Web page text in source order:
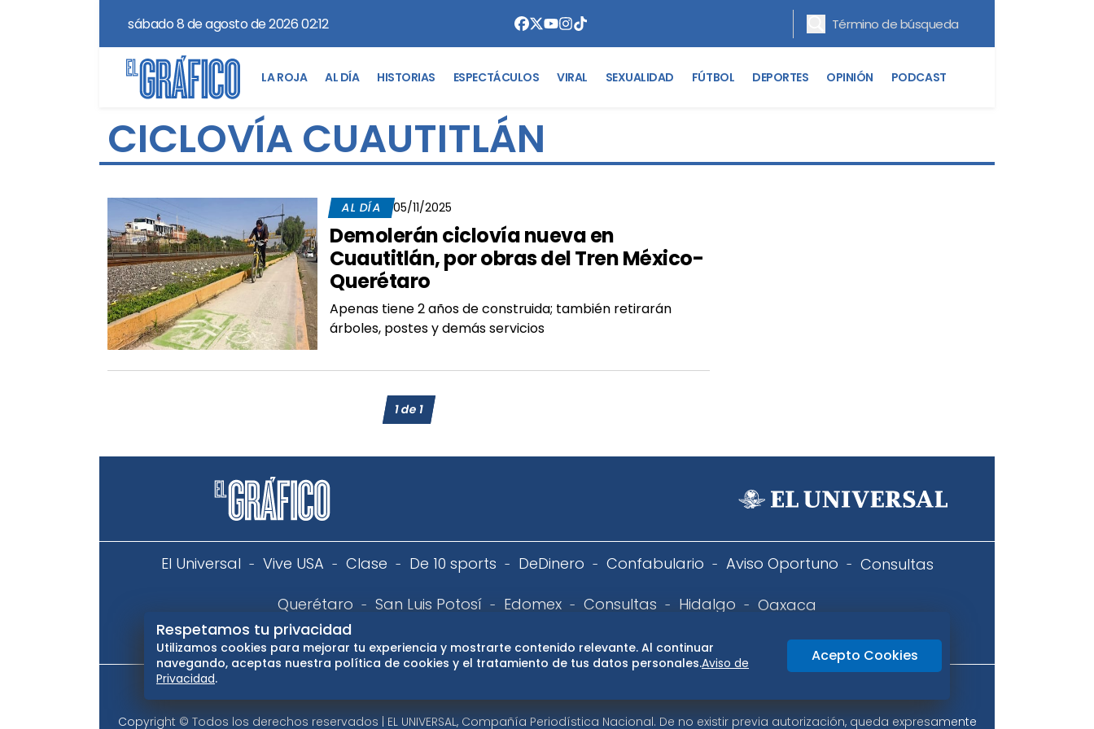
sábado 8 de agosto de 2026 02:12
LA ROJA AL DÍA HISTORIAS ESPECTÁCULOS VIRAL SEXUALIDAD FÚTBOL DEPORTES OPINIÓN PODCAST
CICLOVÍA CUAUTITLÁN
AL DÍA 05/11/2025
Demolerán ciclovía nueva en
Cuautitlán, por obras del Tren México-
Querétaro
Apenas tiene 2 años de construida; también retirarán
árboles, postes y demás servicios
1de1
El Universal Vive USA Clase De 10 sports DeDinero Confabulario Aviso Oportuno
Consultas
Querétaro
San Luis Potosí Edomex Consultas Hidalgo Oaxaca
Aviso de privacidad Directorio Términos y Condiciones Publicidad
Copyright © Todos los derechos reservados | EL UNIVERSAL, Compañía Periodística Nacional. De no existir previa autorización, queda expresamente
Respetamos tu privacidad
Utilizamos cookies para mejorar tu experiencia y mostrarte contenido relevante. Al continuar
navegando, aceptas nuestra política de cookies y el tratamiento de tus datos personales.Aviso de
Privacidad.
Acepto Cookies